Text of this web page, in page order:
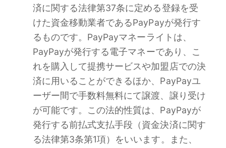
済に関する法律第37条に定める登録を受
けた資金移動業者であるPayPayが発行す
るものです。PayPayマネーライトは、
PayPayが発行する電子マネーであり、こ
れを購入して提携サービスや加盟店での決
済に用いることができるほか、PayPayユ
ーザー間で手数料無料にて譲渡、譲り受け
が可能です。この法的性質は、PayPayが
発行する前払式支払手段（資金決済に関す
る法律第3条第1項）をいいます。また、